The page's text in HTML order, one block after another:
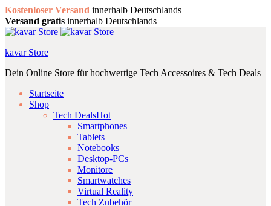
Kostenloser Versand innerhalb Deutschlands
Versand gratis innerhalb Deutschlands
kavar Store
Dein Online Store für hochwertige Tech Accessoires & Tech Deals
Startseite
Shop
Tech DealsHot
Smartphones
Tablets
Notebooks
Desktop-PCs
Monitore
Smartwatches
Virtual Reality
Tech Zubehör